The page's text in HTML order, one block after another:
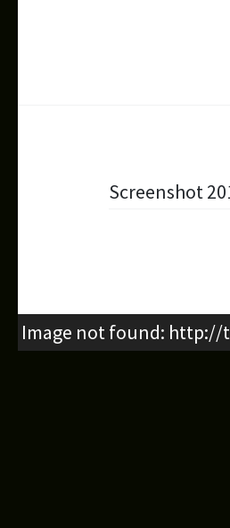
Screenshot
Image not found: http://